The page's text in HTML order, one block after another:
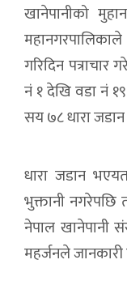
खानेपानीको
गरिदिन
नं १ देखि वडा नं
सय ७८ धारा जडान
धारा जडान
भुक्तानी नगरेपछि
नेपाल खानेपानी
महर्जनले जानकारी